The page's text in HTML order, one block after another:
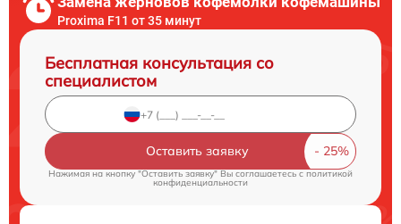
Proxima F11 от 35 минут
Бесплатная консультация со
специалистом
Оставить заявку
Нажимая на кнопку "Оставить заявку" Вы соглашаетесь cполитикой
конфиденциальности